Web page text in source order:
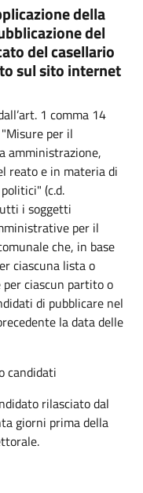
della
del
del casellario
sul sito internet
1 comma 14
per il
amministrazione,
reato e in materia di
(c.d.
i soggetti
per il
che, in base
ciascuna lista o
per ciascun partito o
di pubblicare nel
la data delle
candidati
rilasciato dal
giorni prima della